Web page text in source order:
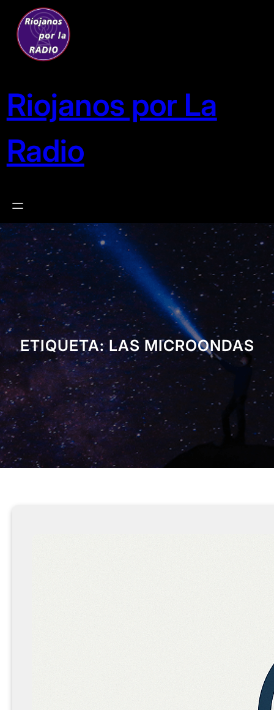
contenido
Riojanos por La
Radio
ETIQUETA:LAS MICROONDAS